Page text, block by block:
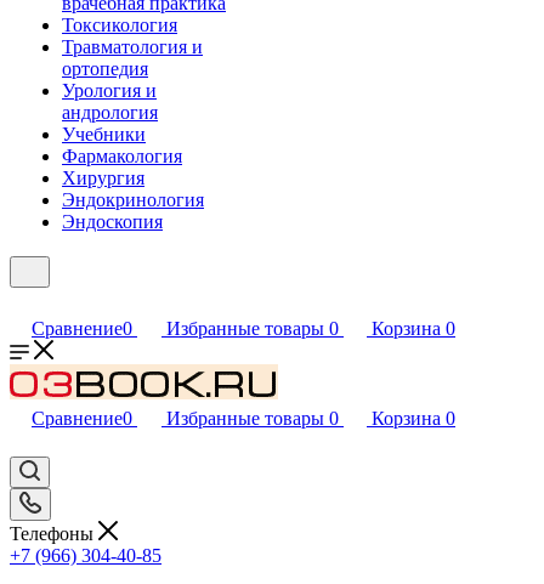
Токсикология
Травматология и
ортопедия
Урология и
андрология
Учебники
Фармакология
Хирургия
Эндокринология
Эндоскопия
Сравнение0 Избранные товары 0 Корзина 0
Сравнение0 Избранные товары 0 Корзина 0
Телефоны
+7 (966) 304-40-85